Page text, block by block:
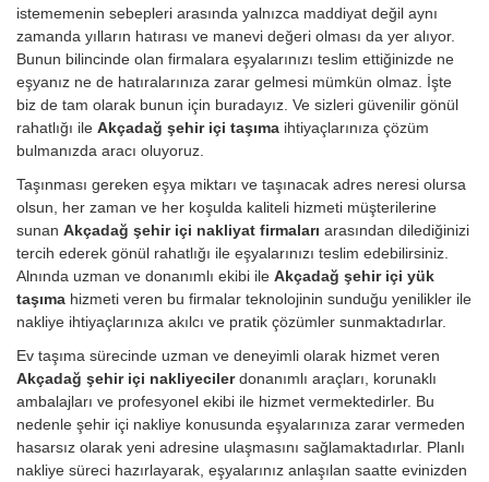
istememenin sebepleri arasında yalnızca maddiyat değil aynı
zamanda yılların hatırası ve manevi değeri olması da yer alıyor.
Bunun bilincinde olan firmalara eşyalarınızı teslim ettiğinizde ne
eşyanız ne de hatıralarınıza zarar gelmesi mümkün olmaz. İşte
biz de tam olarak bunun için buradayız. Ve sizleri güvenilir gönül
rahatlığı ile Akçadağ şehir içi taşıma ihtiyaçlarınıza çözüm
bulmanızda aracı oluyoruz.
Taşınması gereken eşya miktarı ve taşınacak adres neresi olursa
olsun, her zaman ve her koşulda kaliteli hizmeti müşterilerine
sunan Akçadağ şehir içi nakliyat firmaları arasından dilediğinizi
tercih ederek gönül rahatlığı ile eşyalarınızı teslim edebilirsiniz.
Alnında uzman ve donanımlı ekibi ile Akçadağ şehir içi yük
taşıma hizmeti veren bu firmalar teknolojinin sunduğu yenilikler ile
nakliye ihtiyaçlarınıza akılcı ve pratik çözümler sunmaktadırlar.
Ev taşıma sürecinde uzman ve deneyimli olarak hizmet veren
Akçadağ şehir içi nakliyecilerdonanımlı araçları, korunaklı
ambalajları ve profesyonel ekibi ile hizmet vermektedirler. Bu
nedenle şehir içi nakliye konusunda eşyalarınıza zarar vermeden
hasarsız olarak yeni adresine ulaşmasını sağlamaktadırlar. Planlı
nakliye süreci hazırlayarak, eşyalarınız anlaşılan saatte evinizden